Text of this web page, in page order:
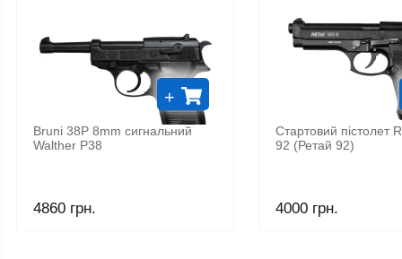
Bruni 38P 8mm сигнальний
Walther P38
4860 грн.
+
Стартовий пістолет
92 (Ретай 92)
4000 грн.